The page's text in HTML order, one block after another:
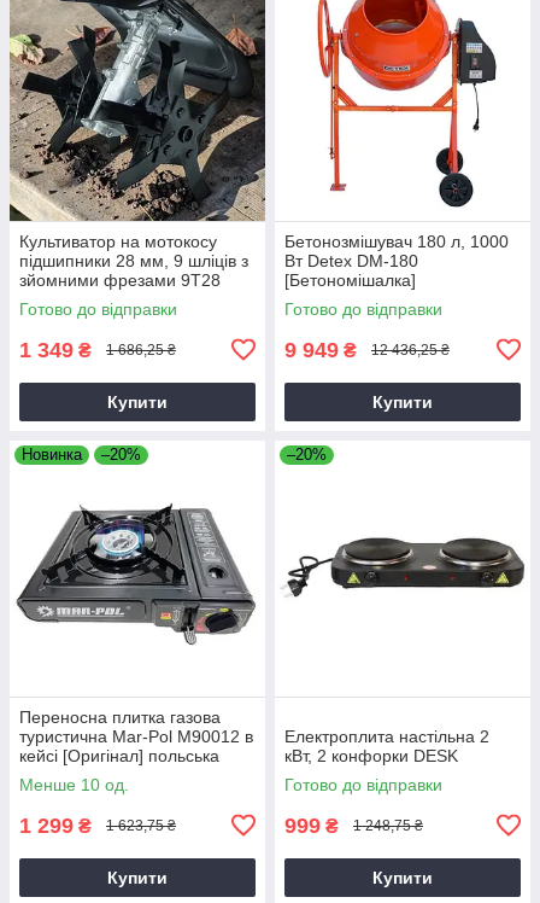
Культиватор на мотокосу
підшипники 28 мм, 9 шліців з
зйомними фрезами 9T28
Готово до відправки
1 349 ₴ 1 686,25 ₴
Купити
Бетонозмішувач 180 л, 1000
Вт Detex DM-180
[Бетономішалка]
Готово до відправки
9 949 ₴ 12 436,25 ₴
Купити
Новинка –20%
Переносна плитка газова
туристична Mar-Pol M90012 в
кейсі [Оригінал] польська
Менше 10 од.
1 299 ₴ 1 623,75 ₴
Купити
–20%
Електроплита настільна 2
кВт, 2 конфорки DESK
Готово до відправки
999 ₴ 1 248,75 ₴
Купити